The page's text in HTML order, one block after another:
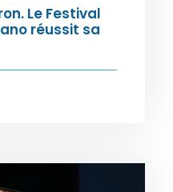
Le Festival
réussit sa